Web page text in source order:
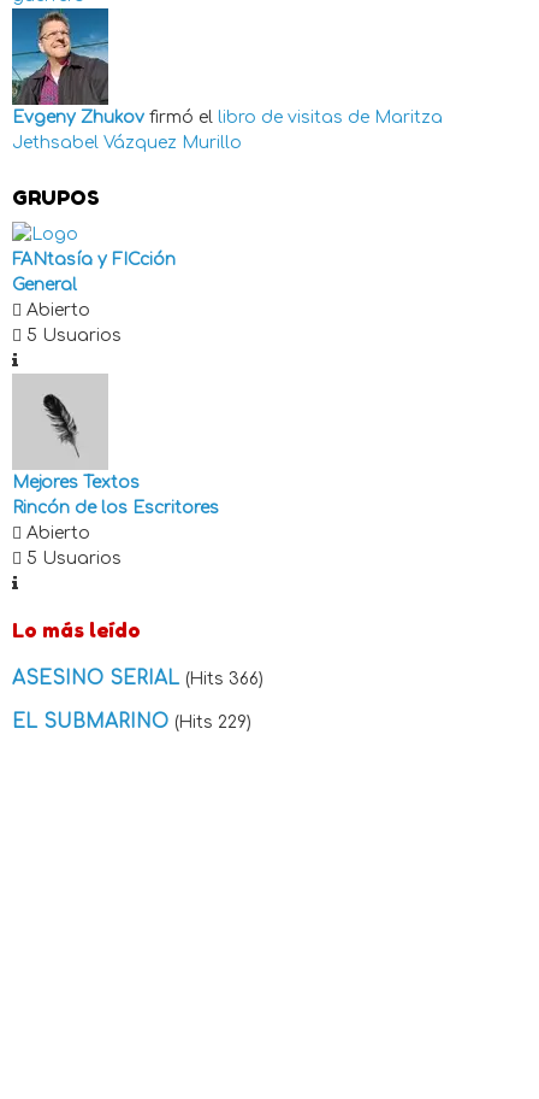
Evgeny Zhukov firmó el libro de visitas de Maritza
Jethsabel Vázquez Murillo
GRUPOS
FANtasía y FICción
General
Abierto
5 Usuarios
Mejores Textos
Rincón de los Escritores
Abierto
5 Usuarios
Lo más leído
ASESINO SERIAL (Hits 366)
EL SUBMARINO (Hits 229)